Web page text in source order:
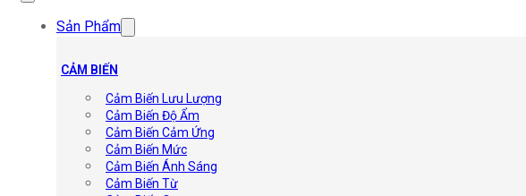
Sản Phẩm
CẢM BIẾN
Cảm Biến Lưu Lượng
Cảm Biến Độ Ẩm
Cảm Biến Cảm Ứng
Cảm Biến Mức
Cảm Biến Ánh Sáng
Cảm Biến Từ